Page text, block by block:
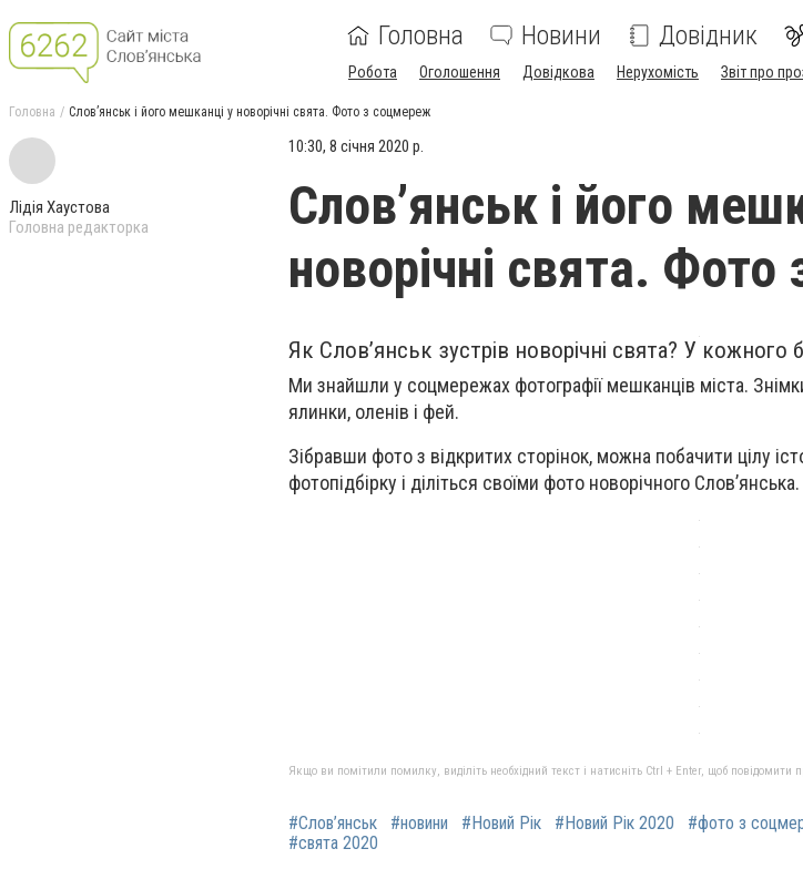
Головна Новини Довідник
Робота Оголошення Довідкова Нерухомість Звіт про
Головна Слов’янськ і його мешканці у новорічні свята. Фото з соцмереж
Лідія Хаустова
Головна редакторка
10:30, 8 січня 2020 р.
Слов’янськ і його
новорічні свята.
Як Слов’янськ зустрів новорічні свята? У кожного
Ми знайшли у соцмережах фотографії мешканців міста. Знімки
ялинки, оленів і фей.
Зібравши фото з відкритих сторінок, можна побачити цілу
фотопідбірку і діліться своїми фото новорічного Слов’янська.
Якщо ви помітили помилку, виділіть необхідний текст і натисніть Ctrl + Enter, щоб повідомити
#Слов’янськ #новини #Новий Рік #Новий Рік 2020 #фото з
#свята 2020